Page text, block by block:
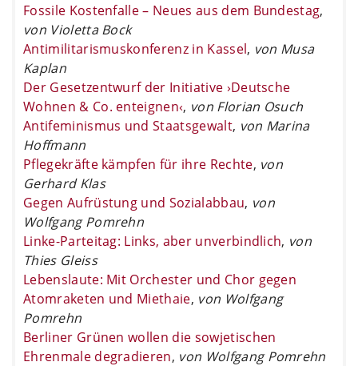
Fossile Kostenfalle – Neues aus dem Bundestag,
von Violetta Bock
Antimilitarismuskonferenz in Kassel, von Musa
Kaplan
Der Gesetzentwurf der Initiative ›Deutsche
Wohnen & Co. enteignen‹, von Florian Osuch
Antifeminismus und Staatsgewalt, von Marina
Hoffmann
Pflegekräfte kämpfen für ihre Rechte, von
Gerhard Klas
Gegen Aufrüstung und Sozialabbau, von
Wolfgang Pomrehn
Linke-Parteitag: Links, aber unverbindlich, von
Thies Gleiss
Lebenslaute: Mit Orchester und Chor gegen
Atomraketen und Miethaie, von Wolfgang
Pomrehn
Berliner Grünen wollen die sowjetischen
Ehrenmale degradieren, von Wolfgang Pomrehn